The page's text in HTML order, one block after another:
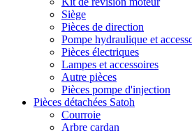
Siège
Pièces de direction
Pompe hydraulique et
Pièces électriques
Lampes et accessoires
Autre pièces
Pièces pompe d'injection
Pièces détachées Satoh
Courroie
Arbre cardan